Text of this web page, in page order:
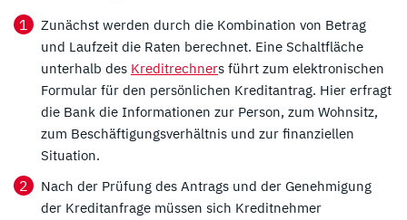
Zunächst werden durch die Kombination von Betrag
und Laufzeit die Raten berechnet. Eine Schaltfläche
unterhalb des Kreditrechners führt zum elektronischen
Formular für den persönlichen Kreditantrag. Hier erfragt
die Bank die Informationen zur Person, zum Wohnsitz,
zum Beschäftigungsverhältnis und zur finanziellen
Situation.
Nach der Prüfung des Antrags und der Genehmigung
der Kreditanfrage müssen sich Kreditnehmer